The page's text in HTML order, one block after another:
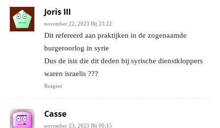
Joris III
november 22, 2023 Bij 23:22
Dit refereerd aan praktijken in de zogenaamde
burgeroorlog in syrie
Dus de isis die dit deden bij syrische dienstkloppers
waren israelis ???
Reageer
Casse
november 23, 2023 Bij 00:15